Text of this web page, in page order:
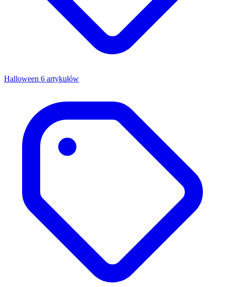
Halloween 6 artykułów